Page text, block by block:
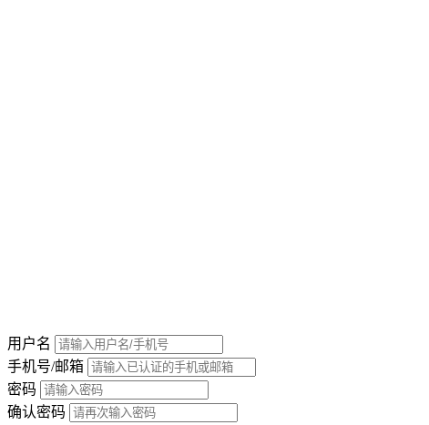
用户名
手机号/邮箱
密码
确认密码